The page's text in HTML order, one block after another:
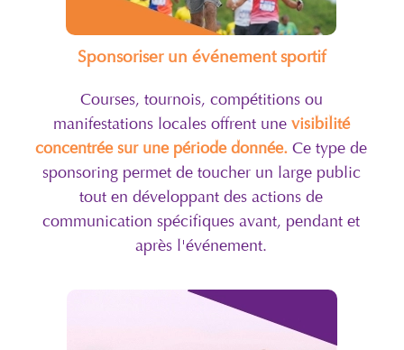
Sponsoriser un événement sportif
Courses, tournois, compétitions ou
manifestations locales offrent une visibilité
concentrée sur une période donnée. Ce type de
sponsoring permet de toucher un large public
tout en développant des actions de
communication spécifiques avant, pendant et
après l'événement.